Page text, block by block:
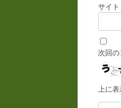
サイト
次回
上に表